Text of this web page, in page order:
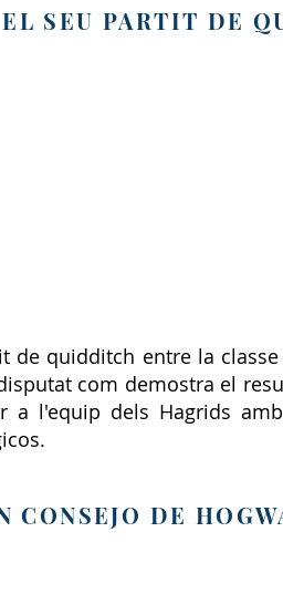
EL SEU PARTIT DE
quidditch entre la classe
com demostra el
l'equip dels Hagrids
CONSEJO DE